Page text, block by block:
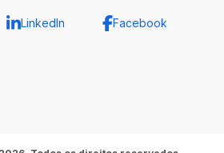
LinkedIn Facebook